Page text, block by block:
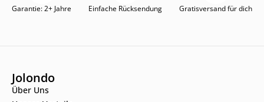
Garantie: 2+ Jahre Einfache Rücksendung Gratisversand für dich
Jolondo
Über Uns